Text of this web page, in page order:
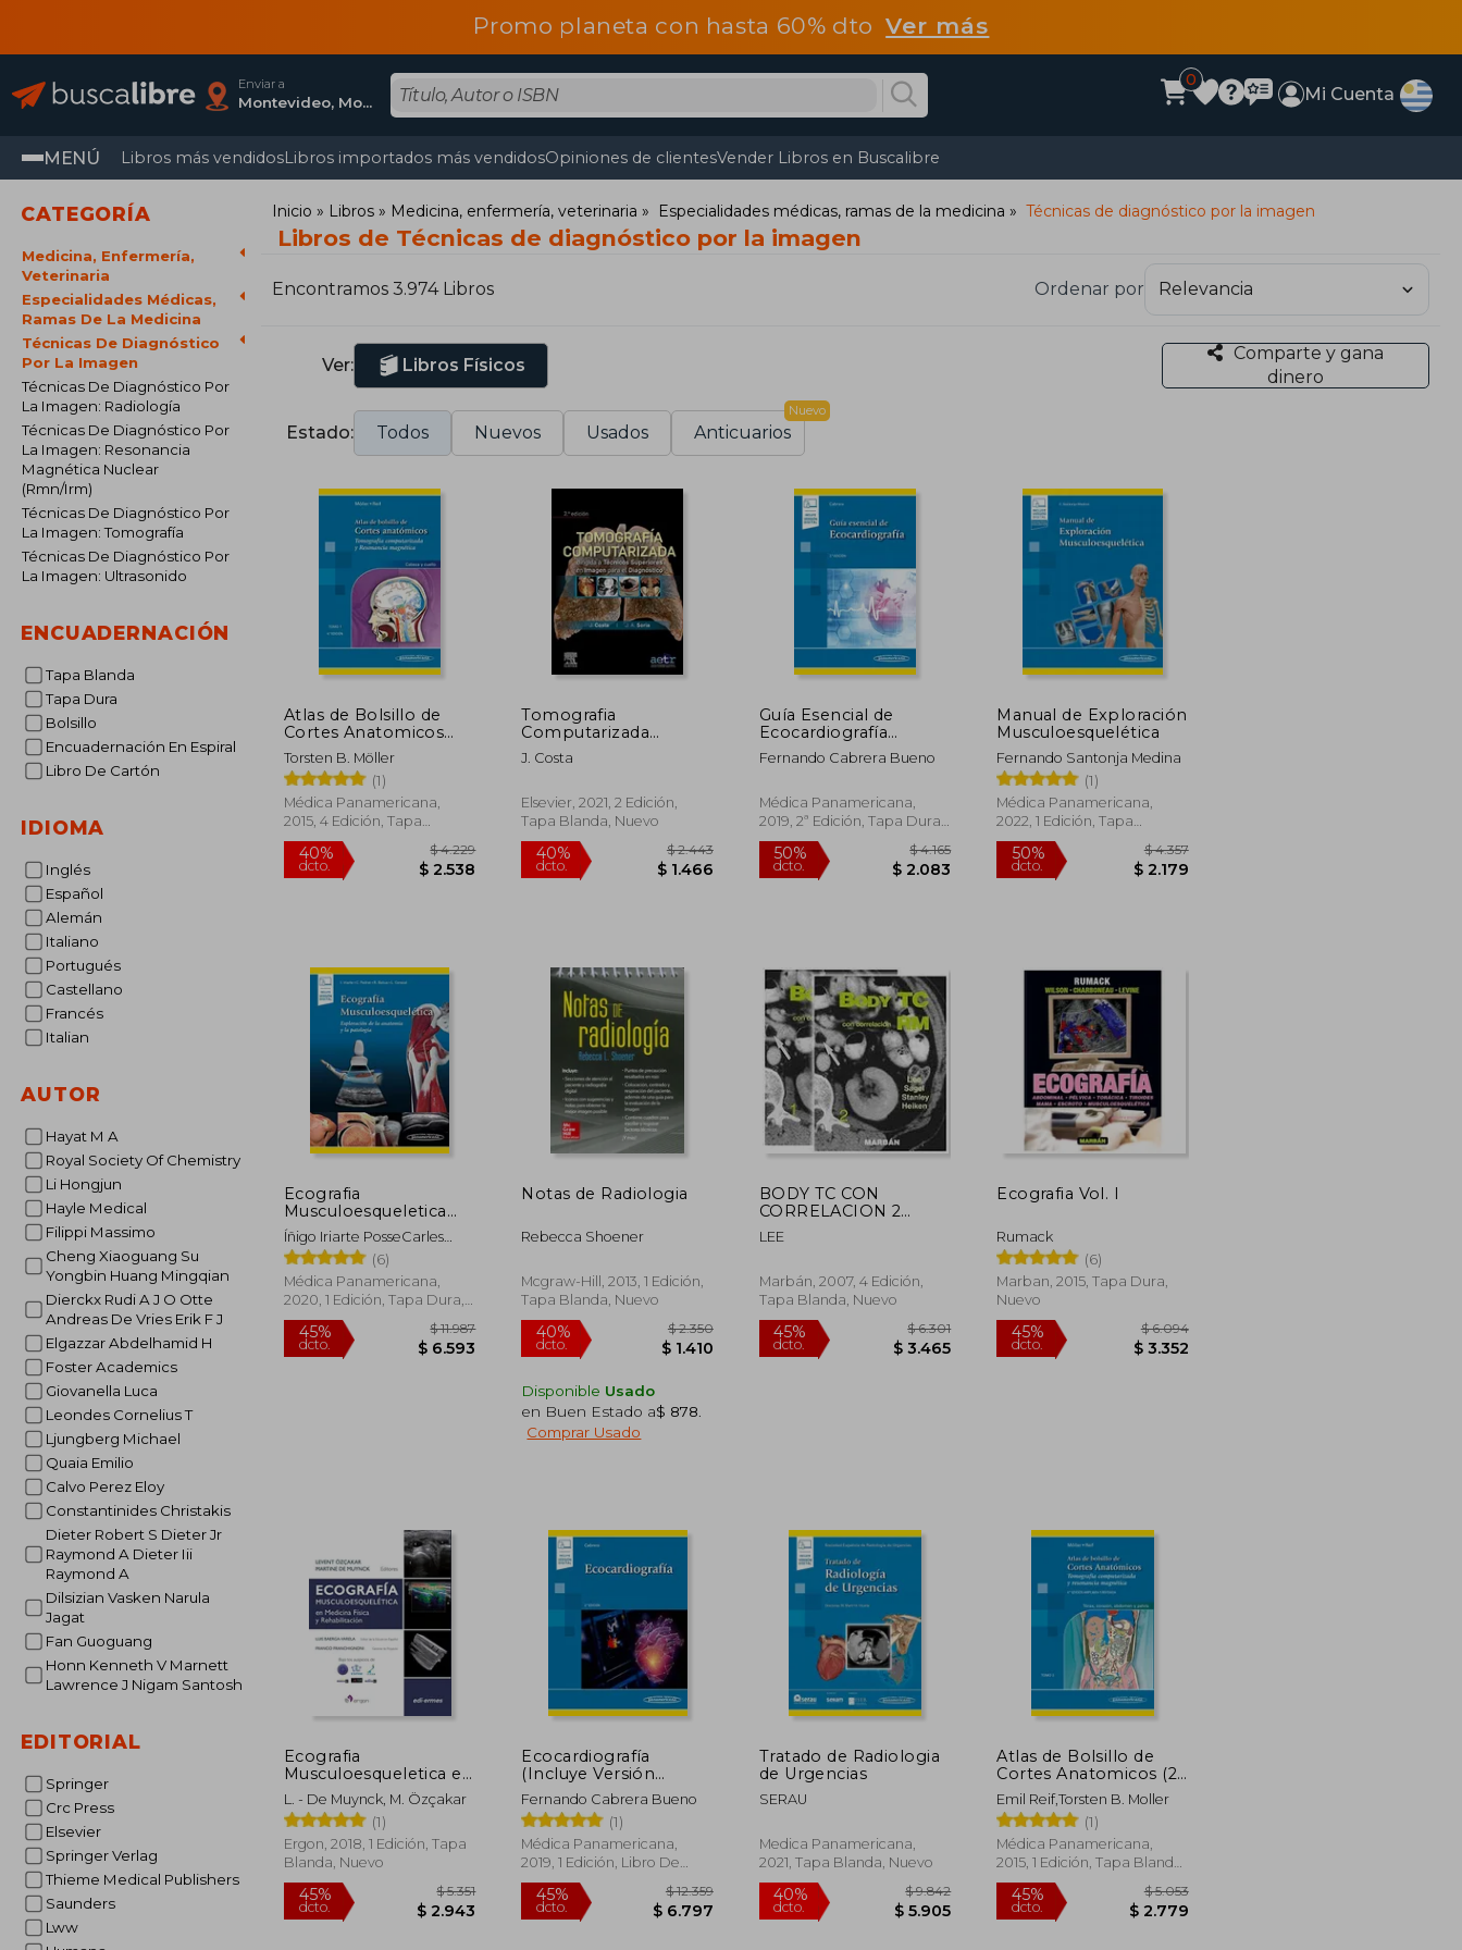
Promo planeta con hasta 60% dtoVer más
Enviar a
Montevideo, Montevideo
0
Mi Cuenta
MENÚ Libros más vendidosLibros importados más vendidosOpiniones de clientesVender Libros en Buscalibre
CATEGORÍA
Medicina, Enfermería,
Veterinaria
Especialidades Médicas,
Ramas De La Medicina
Técnicas De Diagnóstico
Por La Imagen
Técnicas De Diagnóstico Por
La Imagen: Radiología
Técnicas De Diagnóstico Por
La Imagen: Resonancia
Magnética Nuclear
(Rmn/Irm)
Técnicas De Diagnóstico Por
La Imagen: Tomografía
Técnicas De Diagnóstico Por
La Imagen: Ultrasonido
ENCUADERNACIÓN
Tapa Blanda
Tapa Dura
Bolsillo
Encuadernación En Espiral
Libro De Cartón
IDIOMA
Inglés
Español
Alemán
Italiano
Portugués
Castellano
Francés
Italian
AUTOR
Hayat M A
Royal Society Of Chemistry
Li Hongjun
Hayle Medical
Filippi Massimo
Cheng Xiaoguang Su
Yongbin Huang Mingqian
Dierckx Rudi A J O Otte
Andreas De Vries Erik F J
Elgazzar Abdelhamid H
Foster Academics
Giovanella Luca
Leondes Cornelius T
Ljungberg Michael
Quaia Emilio
Calvo Perez Eloy
Constantinides Christakis
Dieter Robert S Dieter Jr
Raymond A Dieter Iii
Raymond A
Dilsizian Vasken Narula
Jagat
Fan Guoguang
Honn Kenneth V Marnett
Lawrence J Nigam Santosh
EDITORIAL
Springer
Crc Press
Elsevier
Springer Verlag
Thieme Medical Publishers
Saunders
Lww
Inicio Libros Medicina, enfermería, veterinaria Especialidades médicas, ramas de la medicina Técnicas de diagnóstico por la imagen
Libros de Técnicas de diagnóstico por la imagen
Encontramos 3.974 Libros Ordenar por
Ver: Libros Físicos
Comparte y gana
dinero
Estado: Todos Nuevos Usados Anticuarios
Nuevo
Atlas de Bolsillo de
Cortes Anatomicos
Tomo 1 (4ª ed)
Tomografia
Computarizada y
Resonancia Magnetica:
Cabeza y Cuello
Torsten B. Möller
(1)
Médica Panamericana,
2015, 4 Edición, Tapa
Blanda, Nuevo
Tomografia
Computarizada
Dirigida a Tecnicos
Superiores en Imagen
Ed. )
J. Costa
Elsevier, 2021, 2 Edición,
Tapa Blanda, Nuevo
$ 1.466
Guía Esencial de
Ecocardiografía
(Incluye Versión
Digital)
Fernando Cabrera Bueno
Médica Panamericana,
2019, 2ª Edición, Tapa Dura,
Nuevo
$ 2.083
Manual de Exploración
Musculoesquelética
Fernando Santonja Medina
(1)
Médica Panamericana,
2022, 1 Edición, Tapa
Blanda, Nuevo
Ecografia
Musculoesqueletica
(Incluye Version
Digital) Exploracion de
la Anatomia y la
Patologia
Íñigo Iriarte PosseCarles
Pedret CarballidoRamon
Balius MatasLuis Cerezal
Pesquera
(6)
Médica Panamericana,
2020, 1 Edición, Tapa Dura,
Nuevo
Notas de Radiologia
Rebecca Shoener
Mcgraw-Hill, 2013, 1 Edición,
Tapa Blanda, Nuevo
Disponible Usado
en Buen Estado a$ 878
Comprar Usado
BODY TC CON
CORRELACION 2
TOMOS RM PREMIUM
LEE
Marbán, 2007, 4 Edición,
Tapa Blanda, Nuevo
Ecografia Vol. I
Rumack
(6)
Marban, 2015, Tapa Dura,
Nuevo
Ecografia
Musculoesqueletica en
Medicina Fisica y
Rehabilitacion
L. - De Muynck, M. Özçakar
(1)
Ergon, 2018, 1 Edición, Tapa
Blanda, Nuevo
Ecocardiografía
(Incluye Versión
Digital)
Fernando Cabrera Bueno
(1)
Médica Panamericana,
2019, 1 Edición, Libro De
Cartón, Nuevo
Tratado de Radiologia
de Urgencias
SERAU
Medica Panamericana,
2021, Tapa Blanda, Nuevo
Atlas de Bolsillo de
Cortes Anatomicos (2)
4º Edicion
Emil Reif,Torsten B. Moller
(1)
Médica Panamericana,
2015, 1 Edición, Tapa Blanda,
Nuevo